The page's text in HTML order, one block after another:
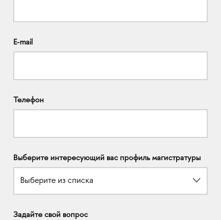
E-mail
Телефон
Выберите интересующий вас профиль магистратуры
Выберите из списка
Задайте свой вопрос